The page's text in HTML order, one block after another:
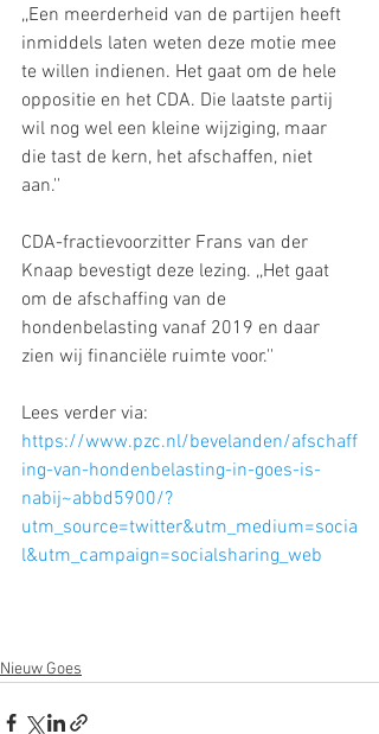
,,Een meerderheid van de partijen heeft
inmiddels laten weten deze motie mee
te willen indienen. Het gaat om de hele
oppositie en het CDA. Die laatste partij
wil nog wel een kleine wijziging, maar
die tast de kern, het afschaffen, niet
aan.''
CDA-fractievoorzitter Frans van der
Knaap bevestigt deze lezing. ,,Het gaat
om de afschaffing van de
hondenbelasting vanaf 2019 en daar
zien wij financiële ruimte voor.''
Lees verder via:
https://www.pzc.nl/bevelanden/afschaff
ing-van-hondenbelasting-in-goes-is-
nabij~abbd5900/?
utm_source=twitter&utm_medium=socia
l&utm_campaign=socialsharing_web
Nieuw Goes